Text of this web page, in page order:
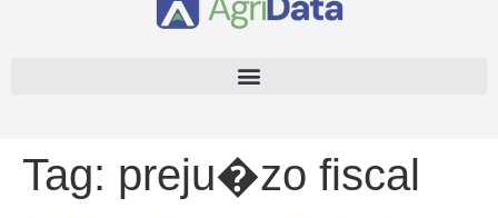
Tag: preju�zo fiscal